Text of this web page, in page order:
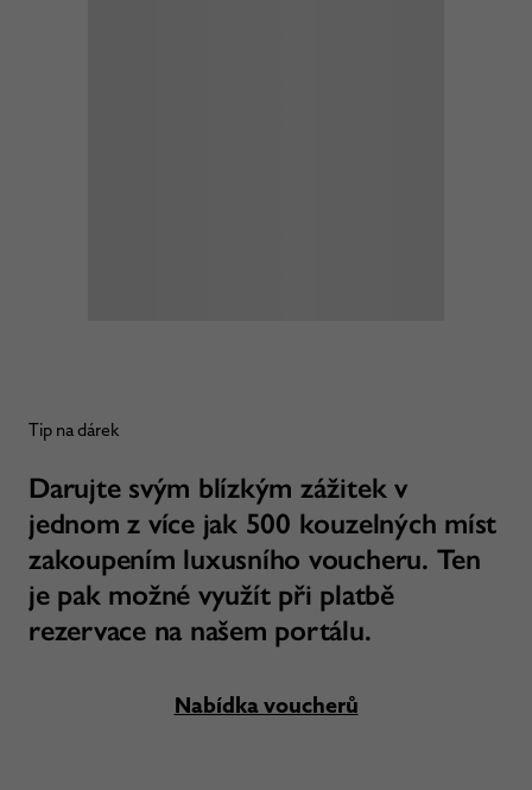
Tip na dárek
Darujte svým blízkým zážitek v
jednom z více jak 500 kouzelných míst
zakoupením luxusního voucheru. Ten
je pak možné využít při platbě
rezervace na našem portálu.
Nabídka voucherů